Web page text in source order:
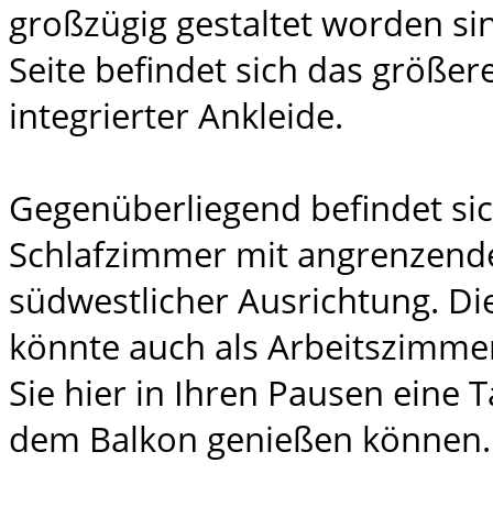
großzügig gestaltet worden
Seite befindet sich das
integrierter Ankleide.
Gegenüberliegend befindet
Schlafzimmer mit
südwestlicher Ausrichtung.
könnte auch als
Sie hier in Ihren Pausen eine
dem Balkon genießen können.